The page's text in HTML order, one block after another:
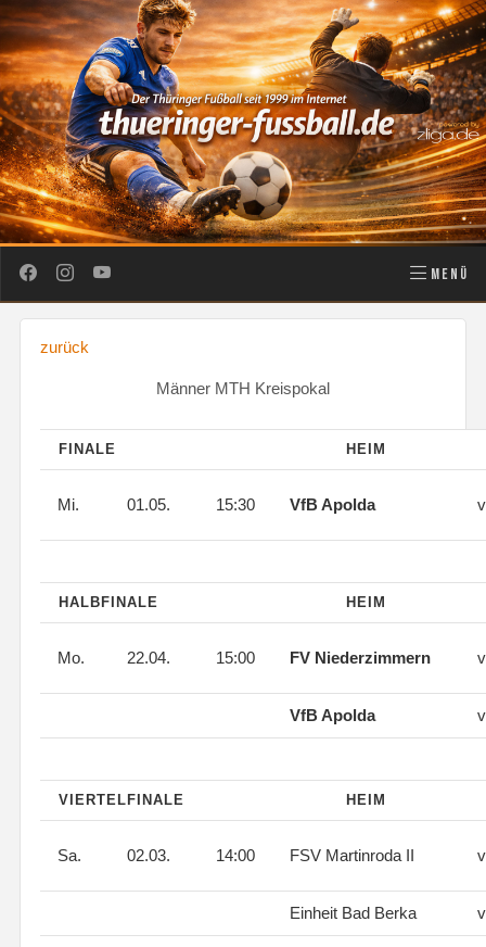
MENÜ
zurück
Männer MTH Kreispokal
FINALE HEIM
Mi. 01.05. 15:30 VfB Apolda
HALBFINALE HEIM
Mo. 22.04. 15:00 FV Niederzimmern
VfB Apolda
VIERTELFINALE HEIM
Sa. 02.03. 14:00 FSV Martinroda II
Einheit Bad Berka